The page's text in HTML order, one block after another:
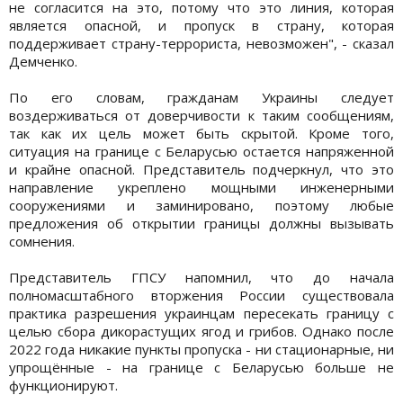
не согласится на это, потому что это линия, которая
является опасной, и пропуск в страну, которая
поддерживает страну-террориста, невозможен", - сказал
Демченко.
По его словам, гражданам Украины следует
воздерживаться от доверчивости к таким сообщениям,
так как их цель может быть скрытой. Кроме того,
ситуация на границе с Беларусью остается напряженной
и крайне опасной. Представитель подчеркнул, что это
направление укреплено мощными инженерными
сооружениями и заминировано, поэтому любые
предложения об открытии границы должны вызывать
сомнения.
Представитель ГПСУ напомнил, что до начала
полномасштабного вторжения России существовала
практика разрешения украинцам пересекать границу с
целью сбора дикорастущих ягод и грибов. Однако после
2022 года никакие пункты пропуска - ни стационарные, ни
упрощённые - на границе с Беларусью больше не
функционируют.